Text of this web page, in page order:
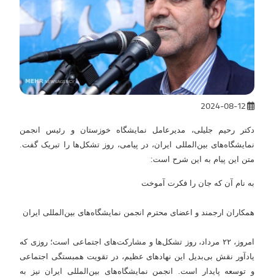
دکتر رحیم جلیلی، مدیرعامل نمایشگاه خوزستان و رئیس انجمن
نمایشگاه‌های بین‌المللی ایران، در پیامی، روز تشکل‌ها را تبریک گفت.
متن این پیام به این شرح است:
به نام آن که جان را فکرت آموخت
همکاران ارجمند و اعضای محترم انجمن نمایشگاه‌های بین‌المللی ایران
امروز، ۲۲ مرداد، روز تشکل‌ها و مشارکت‌های اجتماعی است؛ روزی که
یادآور نقش بی‌بدیل این نهادهای عظیم، در تقویت همبستگی اجتماعی
و توسعه پایدار است. انجمن نمایشگاه‌های بین‌المللی ایران نیز به